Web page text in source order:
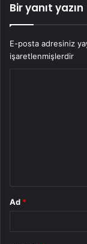
Bir yanıt yazın
E-posta adresiniz
işaretlenmişlerdir
Ad *